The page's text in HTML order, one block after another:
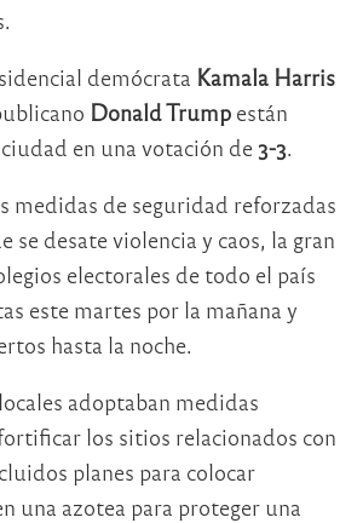
demócrata Kamala Harris
Donald Trump están
en una votación de 3-3.
medidas de seguridad reforzadas
se desate violencia y caos, la gran
electorales de todo el país
este martes por la mañana y
hasta la noche.
adoptaban medidas
los sitios relacionados con
planes para colocar
una azotea para proteger una